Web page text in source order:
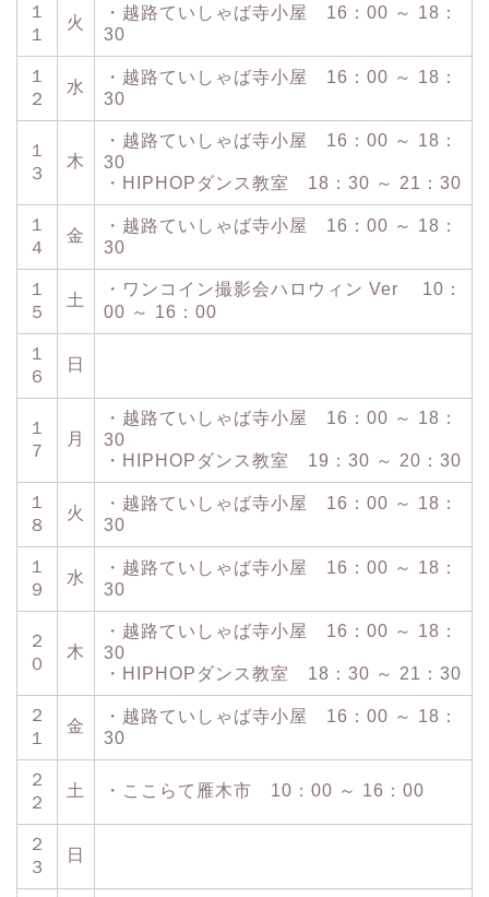
１
１
火
・越路ていしゃば寺小屋 16：00 ～ 18：
30
１
２
水
・越路ていしゃば寺小屋 16：00 ～ 18：
30
１
３
木
・越路ていしゃば寺小屋 16：00 ～ 18：
30
・HIPHOPダンス教室 18：30 ～ 21：30
１
４
金
・越路ていしゃば寺小屋 16：00 ～ 18：
30
１
５
土
・ワンコイン撮影会ハロウィン Ver 10：
00 ～ 16：00
１
６
日
１
７
月
・越路ていしゃば寺小屋 16：00 ～ 18：
30
・HIPHOPダンス教室 19：30 ～ 20：30
１
８
火
・越路ていしゃば寺小屋 16：00 ～ 18：
30
１
９
水
・越路ていしゃば寺小屋 16：00 ～ 18：
30
２
０
木
・越路ていしゃば寺小屋 16：00 ～ 18：
30
・HIPHOPダンス教室 18：30 ～ 21：30
２
１
金
・越路ていしゃば寺小屋 16：00 ～ 18：
30
２
２
土 ・ここらて雁木市 10：00 ～ 16：00
２
３
日